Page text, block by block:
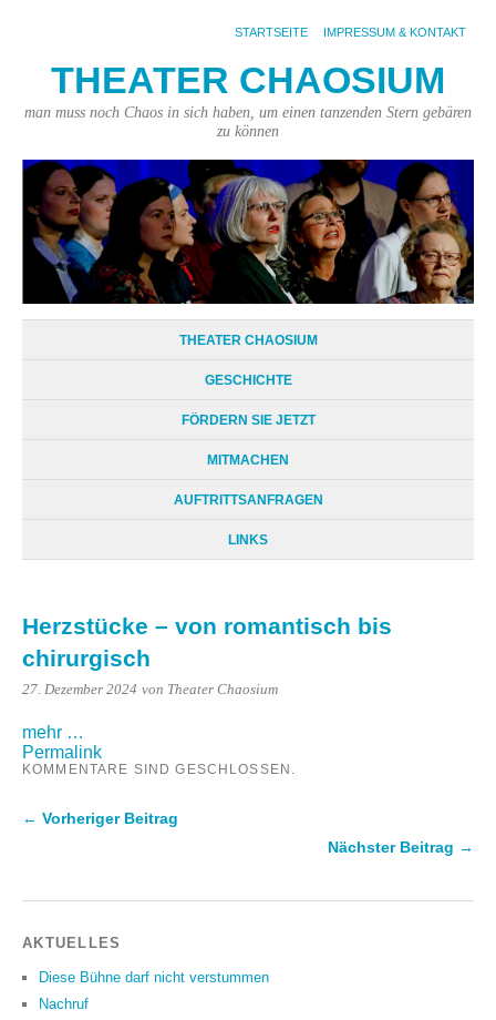
STARTSEITE IMPRESSUM & KONTAKT
THEATER CHAOSIUM
man muss noch Chaos in sich haben, um einen tanzenden Stern gebären
zu können
THEATER CHAOSIUM
GESCHICHTE
FÖRDERN SIE JETZT
MITMACHEN
AUFTRITTSANFRAGEN
LINKS
Herzstücke – von romantisch bis
chirurgisch
27. Dezember 2024 von Theater Chaosium
mehr …
Permalink
KOMMENTARE SIND GESCHLOSSEN.
← Vorheriger Beitrag
Nächster Beitrag →
AKTUELLES
Diese Bühne darf nicht verstummen
Nachruf